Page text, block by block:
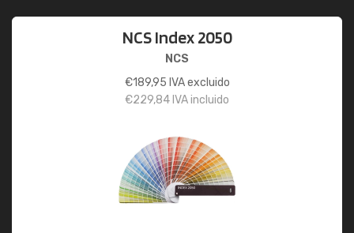
NCS Index 2050
NCS
€189,95 IVA excluido
€229,84 IVA incluido